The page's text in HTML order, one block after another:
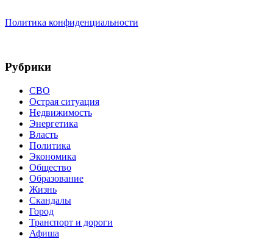
Политика конфиденциальности
Рубрики
СВО
Острая ситуация
Недвижимость
Энергетика
Власть
Политика
Экономика
Общество
Образование
Жизнь
Скандалы
Город
Транспорт и дороги
Афиша